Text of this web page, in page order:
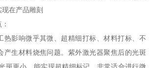
在产品雕刻
热影响微乎其微、超精细打标、材料打标、不
产生材料烧焦问题。紫外激光器聚焦后的光斑
斑更小，能实现超精细标记，非常适合进行微